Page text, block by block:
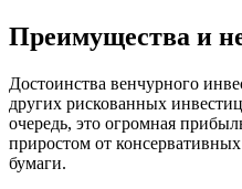
Преимущества и
Достоинства венчурного
других рискованных
очередь, это огромная
приростом от
бумаги.